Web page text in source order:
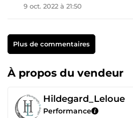
9 oct. 2022 à 21:50
Plus de commentaires
À propos du vendeur
Hildegard_Leloue
Performance